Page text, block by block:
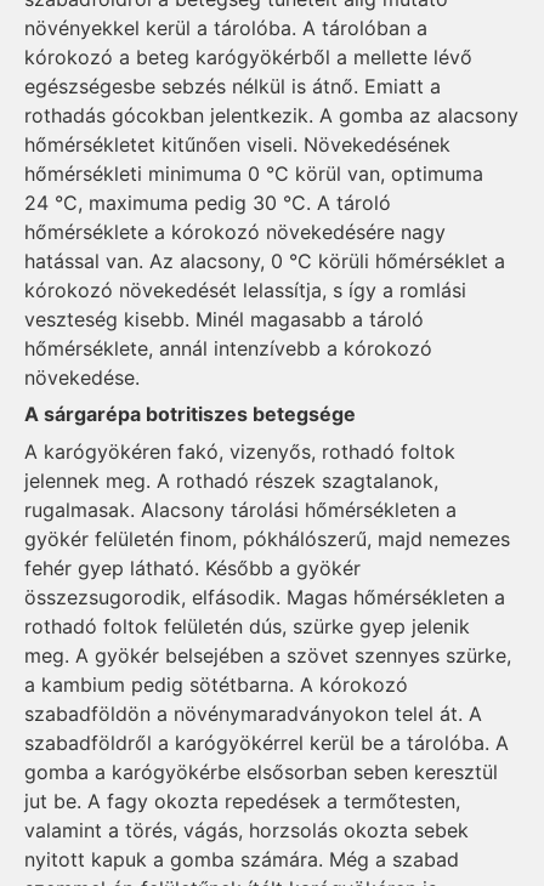
növényekkel kerül a tárolóba. A tárolóban a
kórokozó a beteg karógyökérből a mellette lévő
egészségesbe sebzés nélkül is átnő. Emiatt a
rothadás gócokban jelentkezik. A gomba az alacsony
hőmérsékletet kitűnően viseli. Növekedésének
hőmérsékleti minimuma 0 °C körül van, optimuma
24 °C, maximuma pedig 30 °C. A tároló
hőmérséklete a kórokozó növekedésére nagy
hatással van. Az alacsony, 0 °C körüli hőmérséklet a
kórokozó növekedését lelassítja, s így a romlási
veszteség kisebb. Minél magasabb a tároló
hőmérséklete, annál intenzívebb a kórokozó
növekedése.
A sárgarépa botritiszes betegsége
A karógyökéren fakó, vizenyős, rothadó foltok
jelennek meg. A rothadó részek szagtalanok,
rugalmasak. Alacsony tárolási hőmérsékleten a
gyökér felületén finom, pókhálószerű, majd nemezes
fehér gyep látható. Később a gyökér
összezsugorodik, elfásodik. Magas hőmérsékleten a
rothadó foltok felületén dús, szürke gyep jelenik
meg. A gyökér belsejében a szövet szennyes szürke,
a kambium pedig sötétbarna. A kórokozó
szabadföldön a növénymaradványokon telel át. A
szabadföldről a karógyökérrel kerül be a tárolóba. A
gomba a karógyökérbe elsősorban seben keresztül
jut be. A fagy okozta repedések a termőtesten,
valamint a törés, vágás, horzsolás okozta sebek
nyitott kapuk a gomba számára. Még a szabad